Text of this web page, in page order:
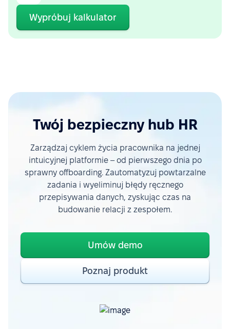
Wypróbuj kalkulator
Twój bezpieczny hub HR
Zarządzaj cyklem życia pracownika na jednej
intuicyjnej platformie – od pierwszego dnia po
sprawny offboarding. Zautomatyzuj powtarzalne
zadania i wyeliminuj błędy ręcznego
przepisywania danych, zyskując czas na
budowanie relacji z zespołem.
Umów demo
Poznaj produkt